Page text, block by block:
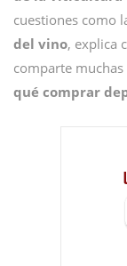
cuestiones como
del vino, explica
comparte muchas
qué comprar